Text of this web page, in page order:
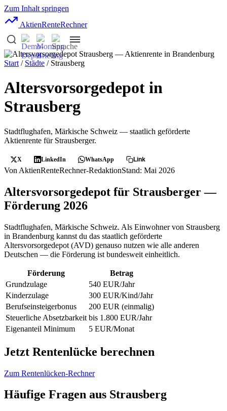
Zum Inhalt springen
AktienRenteRechner
Start / Städte / Strausberg
Altersvorsorgedepot in
Strausberg
Stadtflughafen, Märkische Schweiz — staatlich geförderte
Aktienrente für Strausberger.
X LinkedIn WhatsApp Link
Von AktienRenteRechner-RedaktionStand: Mai 2026
Altersvorsorgedepot für Strausberger —
Förderung 2026
Stadtflughafen, Märkische Schweiz. Als Einwohner von Strausberg
in Brandenburg kannst du das staatlich geförderte
Altersvorsorgedepot (AVD) genauso nutzen wie alle anderen
Deutschen — die Förderung ist bundesweit einheitlich.
Förderung
Betrag
Grundzulage
540 EUR/Jahr
Kinderzulage
300 EUR/Kind/Jahr
Berufseinsteigerbonus
200 EUR (einmalig)
Steuerliche Absetzbarkeit bis 1.800 EUR/Jahr
Eigenanteil Minimum
5 EUR/Monat
Jetzt Rentenlücke berechnen
Zum Rentenlücken-Rechner
Häufige Fragen aus Strausberg